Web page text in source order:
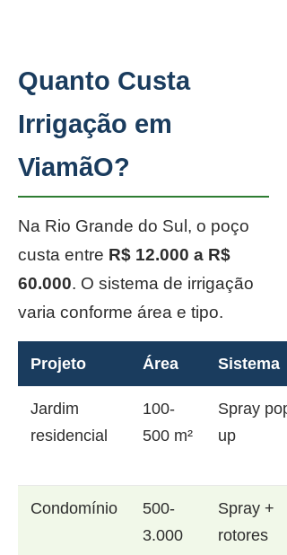
Quanto Custa
Irrigação em
ViamãO?
Na Rio Grande do Sul, o poço
custa entre R$ 12.000 a R$
60.000. O sistema de irrigação
varia conforme área e tipo.
Projeto Área Sistema
Jardim
residencial
100-
500 m²
Spray pop-
up
Condomínio
500-
3.000
Spray +
rotores